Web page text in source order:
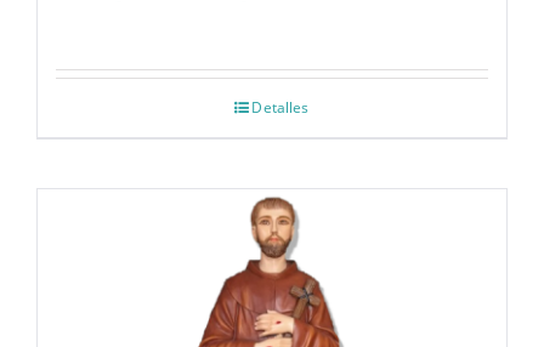
Detalles